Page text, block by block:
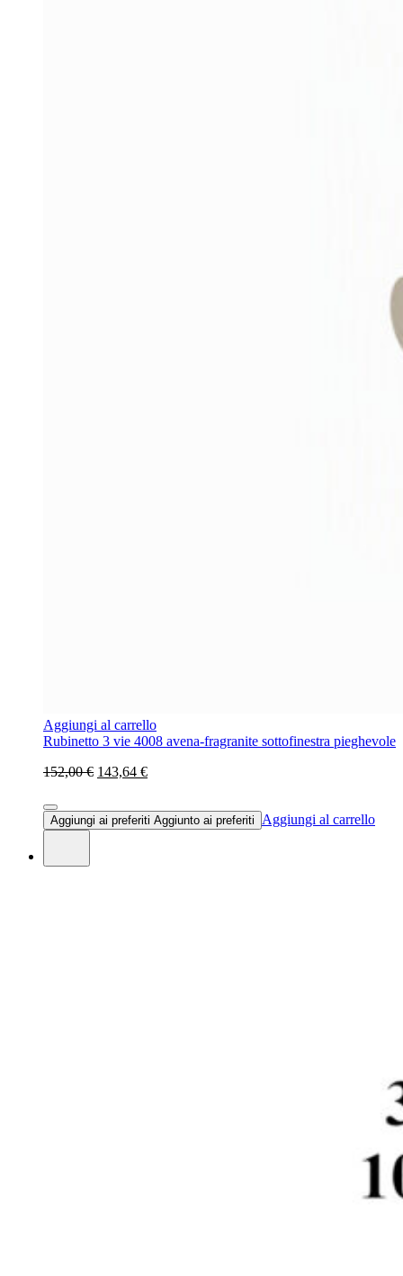
Aggiungi al carrello
Rubinetto 3 vie 4008 avena-fragranite sottofinestra pieghevole
152,00 € 143,64 €
Aggiungi ai preferiti Aggiunto ai preferiti Aggiungi al carrello